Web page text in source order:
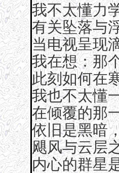
我不太懂力
有关坠落
当电视呈现
我在想：那
此刻如何在
我也不太懂
在倾覆的那
依旧是黑暗
飓风与云层
内心的群星